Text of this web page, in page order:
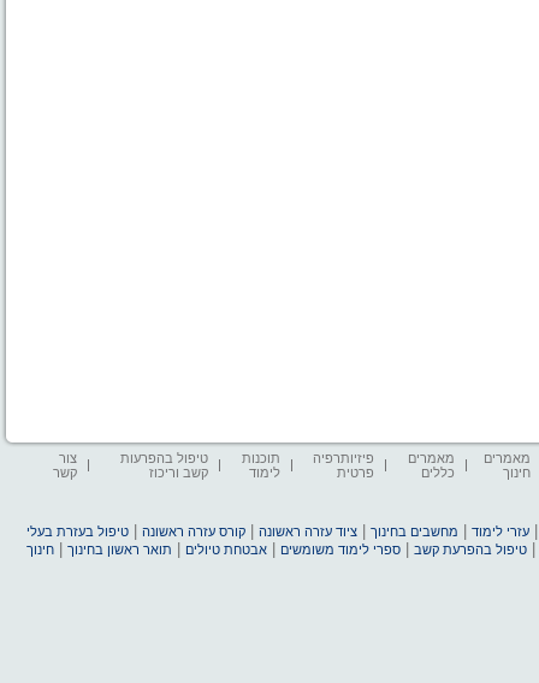
מאמרים
חינוך
מאמרים
כללים
פיזיותרפיה
פרטית
תוכנות
לימוד
טיפול בהפרעות
קשב וריכוז
צור
קשר
עזרי לימוד מחשבים בחינוך |ציוד עזרה ראשונה |קורס עזרה ראשונה |טיפול בעזרת בעלי
|טיפול בהפרעת קשב |ספרי לימוד משומשים |אבטחת טיולים תואר ראשון בחינוך |חינוך